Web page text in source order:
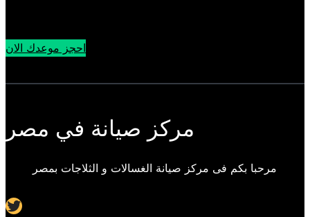
احجز موعدك الان
مركز صيانة في مصر
مرحبا بكم فى مركز صيانة الغسالات و الثلاجات بمصر
Twitter